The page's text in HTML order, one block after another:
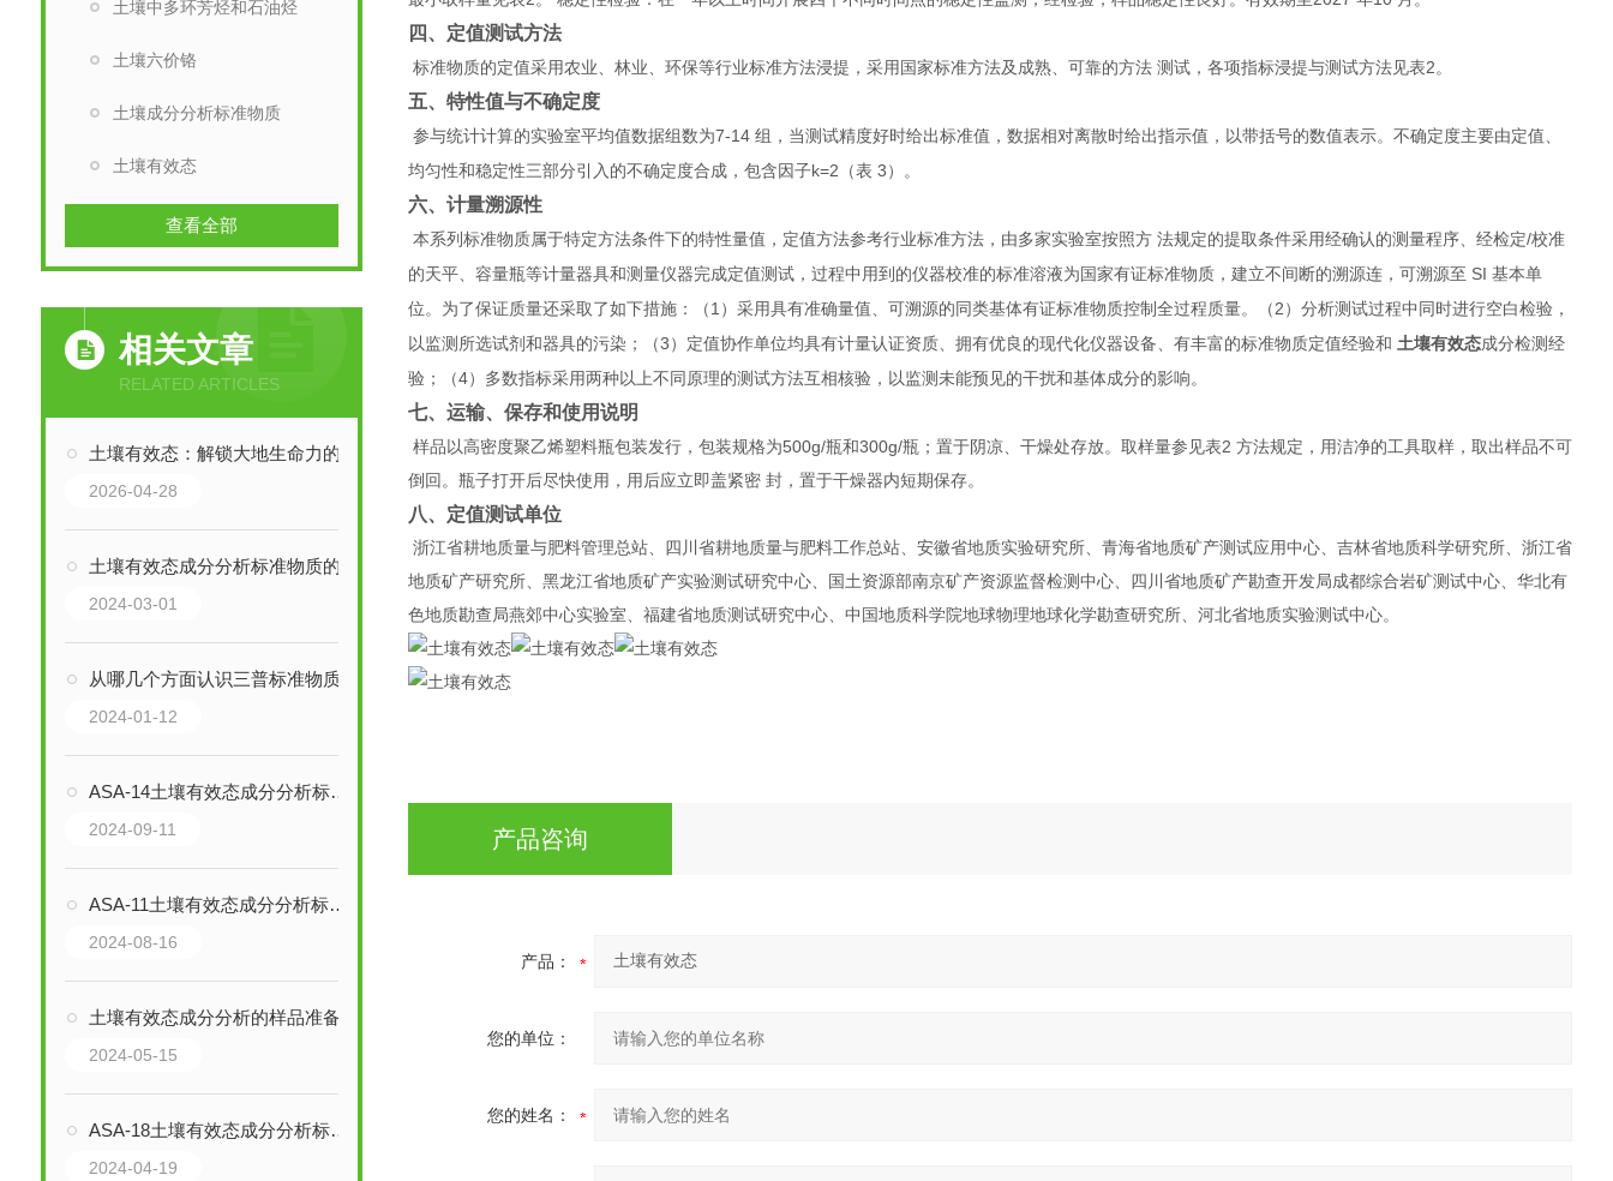
土壤中多环芳烃和石油烃
土壤六价铬
土壤成分分析标准物质
土壤有效态
查看全部
相关文章
RELATED ARTICLES
土壤有效态：解锁大地生命力的密码
2026-04-28
土壤有效态成分分析标准物质的成分分析
2024-03-01
从哪几个方面认识三普标准物质
2024-01-12
ASA-14土壤有效态成分分析标准物质详细介绍
2024-09-11
ASA-11土壤有效态成分分析标准物质的详细介绍
2024-08-16
土壤有效态成分分析的样品准备与处理技巧
2024-05-15
ASA-18土壤有效态成分分析标准物质简介
2024-04-19
四、定值测试方法
标准物质的定值采用农业、林业、环保等行业标准方法浸提，采用国家标准方法及成熟、可靠的方法 测试，各项指标浸提与测试方法见表2。
五、特性值与不确定度
参与统计计算的实验室平均值数据组数为7-14组，当测试精度好时给出标准值，数据相对离散时给出指示值，以带括号的数值表示。不确定度主要由定值、
均匀性和稳定性三部分引入的不确定度合成，包含因子k=2 （表3 ）。
六、计量溯源性
本系列标准物质属于特定方法条件下的特性量值，定值方法参考行业标准方法，由多家实验室按照方 法规定的提取条件采用经确认的测量程序、经检定/校准
的天平、容量瓶等计量器具和测量仪器完成定值测试，过程中用到的仪器校准的标准溶液为国家有证标准物质，建立不间断的溯源连，可溯源至 SI基本单
位。为了保证质量还采取了如下措施：（ 1 ）采用具有准确量值、可溯源的同类基体有证标准物质控制全过程质量。（2 ）分析测试过程中同时进行空白检验，
以监测所选试剂和器具的污染；（3 ）定值协作单位均具有计量认证资质、拥有优良的现代化仪器设备、有丰富的标准物质定值经验和土壤有效态成分检测经
验；（4）多数指标采用两种以上不同原理的测试方法互相核验，以监测未能预见的干扰和基体成分的影响。
七、运输、保存和使用说明
样品以高密度聚乙烯塑料瓶包装发行，包装规格为500g/瓶和300g/瓶；置于阴凉、干燥处存放。取样量参见表2方法规定，用洁净的工具取样，取出样品不可
倒回。瓶子打开后尽快使用，用后应立即盖紧密 封，置于干燥器内短期保存。
八、定值测试单位
浙江省耕地质量与肥料管理总站、四川省耕地质量与肥料工作总站、安徽省地质实验研究所、青海省地质矿产测试应用中心、吉林省地质科学研究所、浙江省
地质矿产研究所、黑龙江省地质矿产实验测试研究中心、国土资源部南京矿产资源监督检测中心、四川省地质矿产勘查开发局成都综合岩矿测试中心、华北有
色地质勘查局燕郊中心实验室、福建省地质测试研究中心、中国地质科学院地球物理地球化学勘查研究所、河北省地质实验测试中心。
产品咨询
产品：
您的单位：
您的姓名：